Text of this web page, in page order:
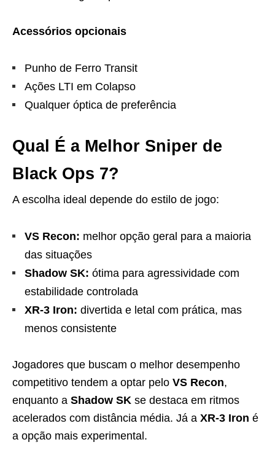
Acessórios opcionais
Punho de Ferro Transit
Ações LTI em Colapso
Qualquer óptica de preferência
Qual É a Melhor Sniper de
Black Ops 7?
A escolha ideal depende do estilo de jogo:
VS Recon: melhor opção geral para a maioria
das situações
Shadow SK: ótima para agressividade com
estabilidade controlada
XR-3 Iron: divertida e letal com prática, mas
menos consistente
Jogadores que buscam o melhor desempenho
competitivo tendem a optar pelo VS Recon,
enquanto a Shadow SK se destaca em ritmos
acelerados com distância média. Já a XR-3 Iron é
a opção mais experimental.